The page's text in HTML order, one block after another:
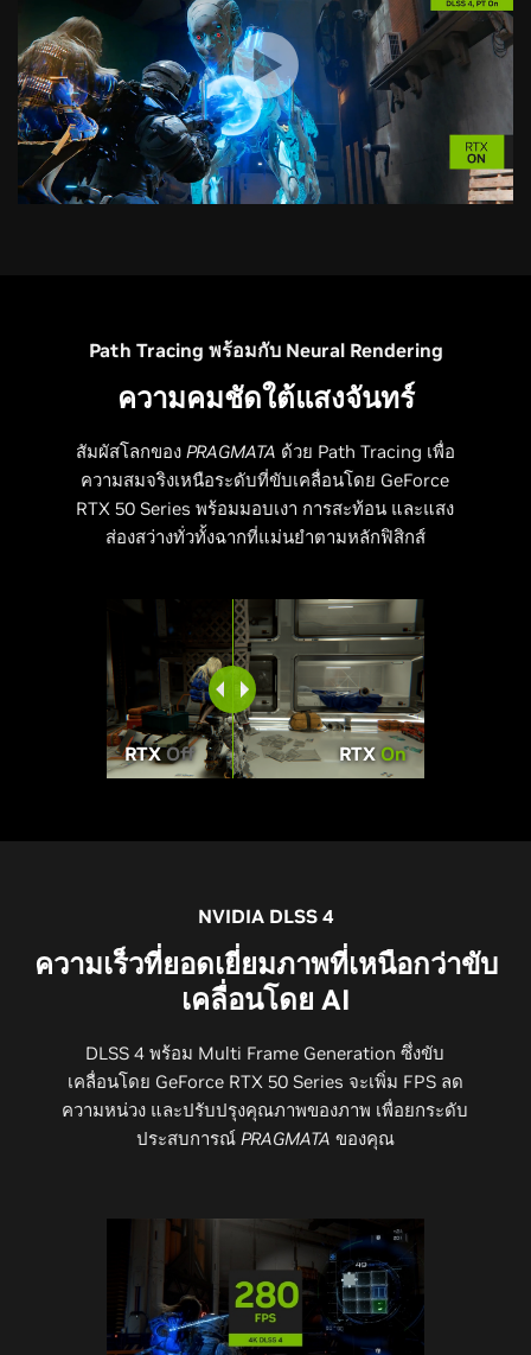
Path Tracing พร้อมกับ Neural Rendering
ความคมชัดใต้แสงจันทร์
สัมผัสโลกของ PRAGMATA ด้วย Path Tracing เพื่อ
ความสมจริงเหนือระดับที่ขับเคลื่อนโดย GeForce
RTX 50 Series พร้อมมอบเงา การสะท้อน และแสง
ส่องสว่างทั่วทั้งฉากที่แม่นยำตามหลักฟิสิกส์
RTXOff RTXOn
NVIDIA DLSS 4
ความเร็วที่ยอดเยี่ยมภาพที่เหนือกว่าขับ
เคลื่อนโดย AI
DLSS 4 พร้อม Multi Frame Generation ซึ่งขับ
เคลื่อนโดย GeForce RTX 50 Series จะเพิ่ม FPS ลด
ความหน่วง และปรับปรุงคุณภาพของภาพ เพื่อยกระดับ
ประสบการณ์ PRAGMATA ของคุณ